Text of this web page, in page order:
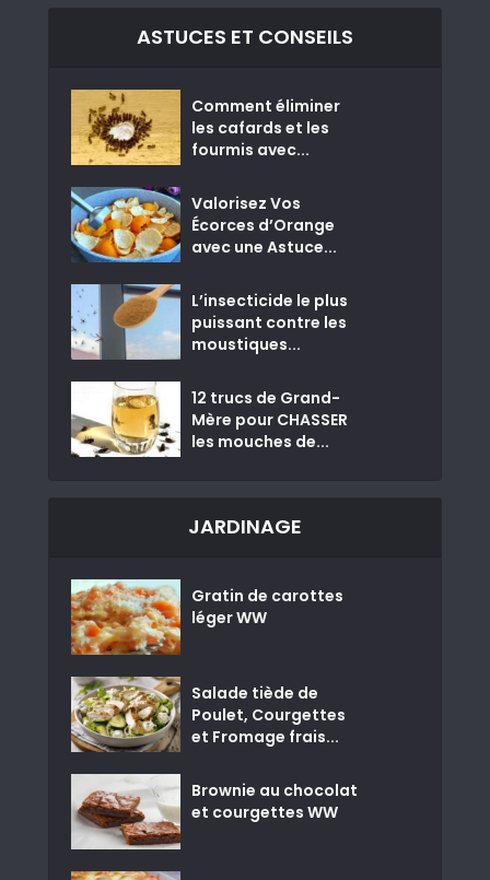
ASTUCES ET CONSEILS
Comment éliminer
les cafards et les
fourmis avec...
Valorisez Vos
Écorces d’Orange
avec une Astuce...
L’insecticide le plus
puissant contre les
moustiques...
12 trucs de Grand-
Mère pour CHASSER
les mouches de...
JARDINAGE
Gratin de carottes
léger WW
Salade tiède de
Poulet, Courgettes
et Fromage frais...
Brownie au chocolat
et courgettes WW